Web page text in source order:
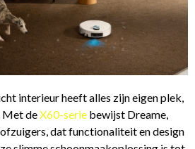
interieur heeft alles zijn eigen plek,
Met deX60-serie bewijst Dreame,
dat functionaliteit en design